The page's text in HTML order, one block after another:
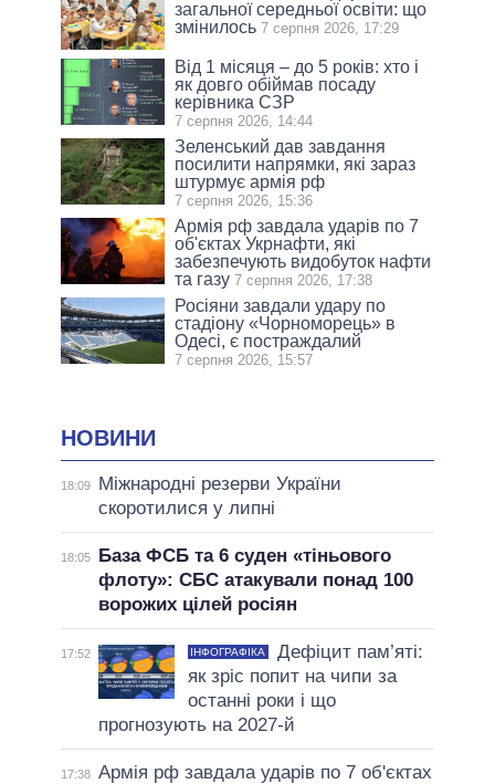
загальної середньої освіти: що
змінилось 7 серпня 2026, 17:29
Від 1 місяця – до 5 років: хто і
як довго обіймав посаду
керівника СЗР
7 серпня 2026, 14:44
Зеленський дав завдання
посилити напрямки, які зараз
штурмує армія рф
7 серпня 2026, 15:36
Армія рф завдала ударів по 7
об'єктах Укрнафти, які
забезпечують видобуток нафти
та газу 7 серпня 2026, 17:38
Росіяни завдали удару по
стадіону «Чорноморець» в
Одесі, є постраждалий
7 серпня 2026, 15:57
НОВИНИ
18:09
Міжнародні резерви України
скоротилися у липні
18:05
База ФСБ та 6 суден «тіньового
флоту»: СБС атакували понад 100
ворожих цілей росіян
17:52 ІНФОГРАФІКА
Дефіцит пам’яті:
як зріс попит на чипи за
останні роки і що
прогнозують на 2027-й
17:38 Армія рф завдала ударів по 7 об'єктах